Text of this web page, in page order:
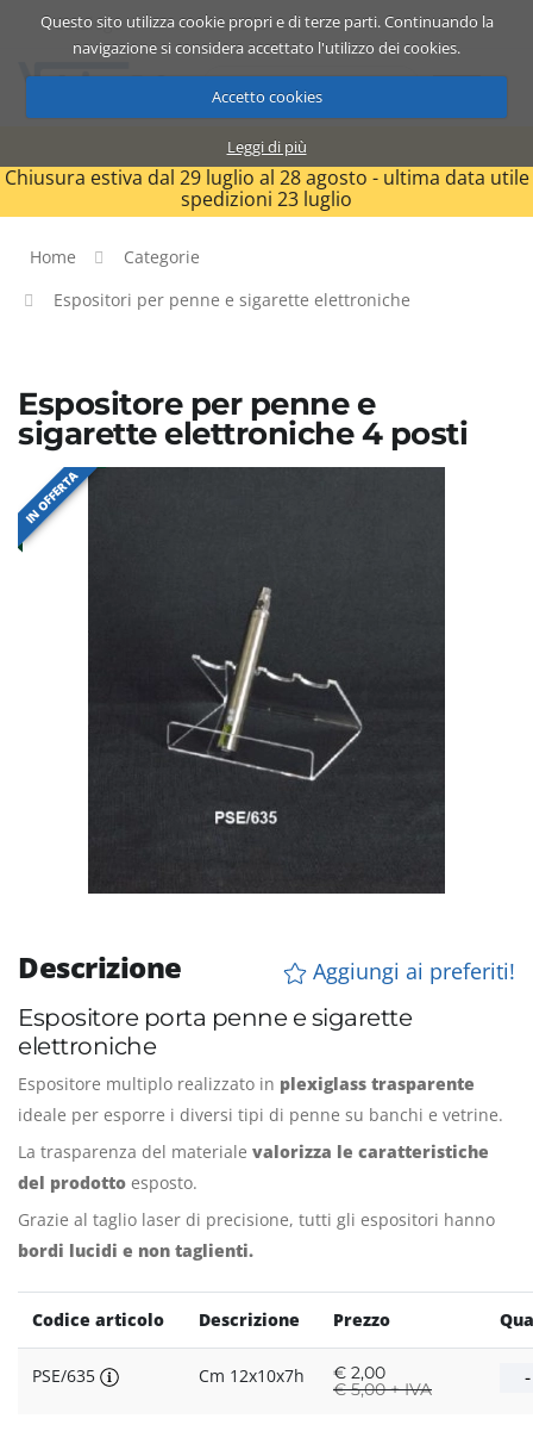
Questo sito utilizza cookie propri e di terze parti. Continuando la
navigazione si considera accettato l'utilizzo dei cookies.
Accetto cookies
Leggi di più
Catalogo Carrello ITA
Chiusura estiva dal 29 luglio al 28 agosto - ultima data utile
spedizioni 23 luglio
Home
Categorie
Espositori per penne e sigarette elettroniche
Espositore per penne e
sigarette elettroniche 4 posti
IN OFFERTA
Descrizione
Aggiungi ai preferiti!
Espositore porta penne e sigarette
elettroniche
Espositore multiplo realizzato in plexiglass trasparente
ideale per esporre i diversi tipi di penne su banchi e vetrine.
La trasparenza del materiale valorizza le caratteristiche
del prodotto esposto.
Grazie al taglio laser di precisione, tutti gli espositori hanno
bordi lucidi e non taglienti.
Codice articolo Descrizione Prezzo
PSE/635 Cm 12x10x7h € 2,00
€5,00 + IVA